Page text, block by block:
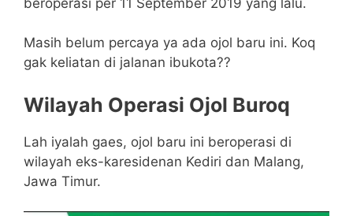
Masih belum percaya ya ada ojol baru ini. Koq
gak keliatan di jalanan ibukota??
Wilayah Operasi Ojol Buroq
Lah iyalah gaes, ojol baru ini beroperasi di
wilayah eks-karesidenan Kediri dan Malang,
Jawa Timur.